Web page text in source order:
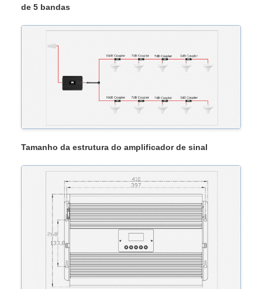
de 5 bandas
Tamanho da estrutura do amplificador de sinal